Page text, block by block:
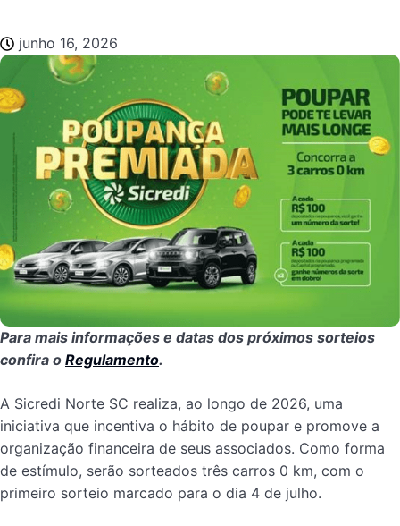
junho 16, 2026
Para mais informações e datas dos próximos sorteios
confira o Regulamento.
A Sicredi Norte SC realiza, ao longo de 2026, uma
iniciativa que incentiva o hábito de poupar e promove a
organização financeira de seus associados. Como forma
de estímulo, serão sorteados três carros 0 km, com o
primeiro sorteio marcado para o dia 4 de julho.